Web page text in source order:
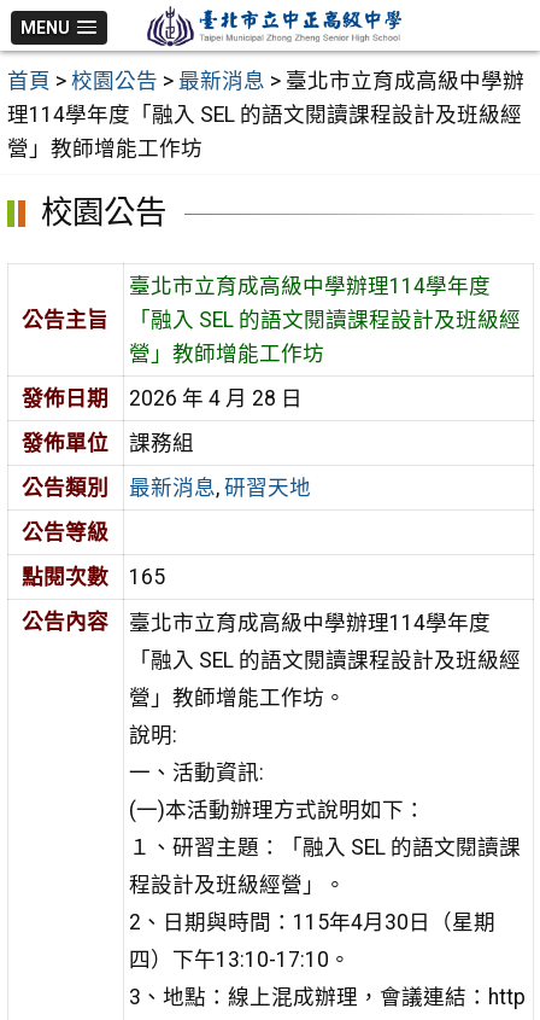
跳
至
主
要
內
MENU
首頁 > 校園公告 > 最新消息 > 臺北市立育成高級中學辦
理114學年度「融入 SEL 的語文閱讀課程設計及班級經
營」教師增能工作坊
校園公告
公告主旨
臺北市立育成高級中學辦理114學年度
「融入 SEL 的語文閱讀課程設計及班級經
營」教師增能工作坊
發佈日期
2026 年 4 月 28 日
發佈單位
課務組
公告類別
最新消息, 研習天地
公告等級
點閱次數
165
公告內容
臺北市立育成高級中學辦理114學年度
「融入 SEL 的語文閱讀課程設計及班級經
營」教師增能工作坊。
說明:
一、活動資訊:
(一)本活動辦理方式說明如下：
１、研習主題：「融入 SEL 的語文閱讀課
程設計及班級經營」。
2、日期與時間：115年4月30日（星期
四）下午13:10-17:10。
3、地點：線上混成辦理，會議連結：http